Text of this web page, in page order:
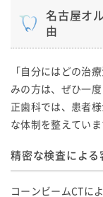
名古屋オ
由
「自分にはどの治
みの方は、ぜひ一
正歯科では、患者
な体制を整えていま
精密な検査による
コーンビームCTに